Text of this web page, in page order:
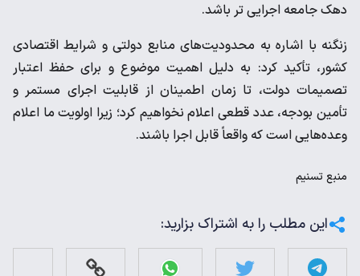
دهک جامعه اجرایی تر باشد.
زنگنه با اشاره به محدودیت‌های منابع دولتی و شرایط اقتصادی
کشور، تأکید کرد: به دلیل اهمیت موضوع و برای حفظ اعتبار
تصمیمات دولت، تا زمان اطمینان از قابلیت اجرای مستمر و
تأمین بودجه، عدد قطعی اعلام نخواهیم کرد؛ زیرا اولویت ما اعلام
وعده‌هایی است که واقعاً قابل اجرا باشند.
منبعتسنیم
این مطلب را به اشتراک بزارید: